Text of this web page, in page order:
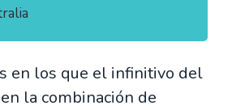
en los que el infinitivo del
la combinación de